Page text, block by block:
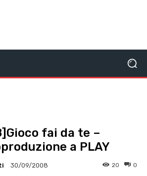
fai da te –
a PLAY
30/09/2008 0
20